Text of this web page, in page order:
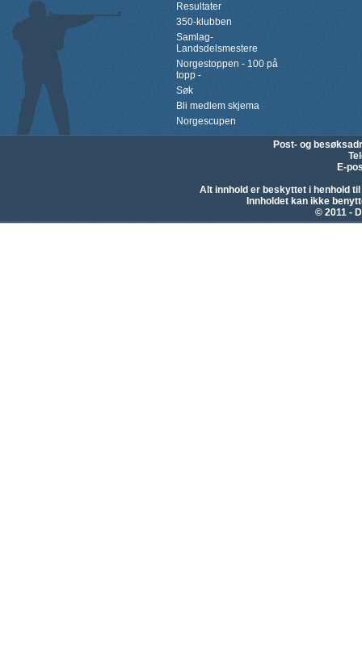
Resultater
350-klubben
Samlag-
Landsdelsmestere
Norgestoppen - 100 på
topp -
Søk
Bli medlem skjema
Norgescupen
Post- og
E-
Alt innhold er beskyttet i henhold
Innholdet kan ikke
© 2011 -